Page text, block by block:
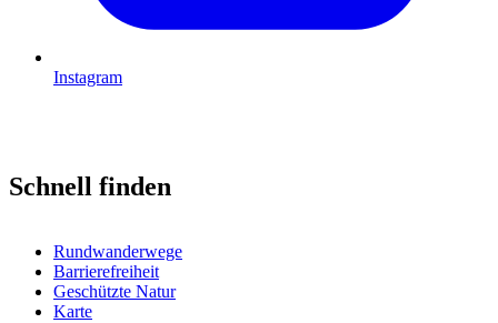
Instagram
Schnell finden
Rundwanderwege
Barrierefreiheit
Geschützte Natur
Karte